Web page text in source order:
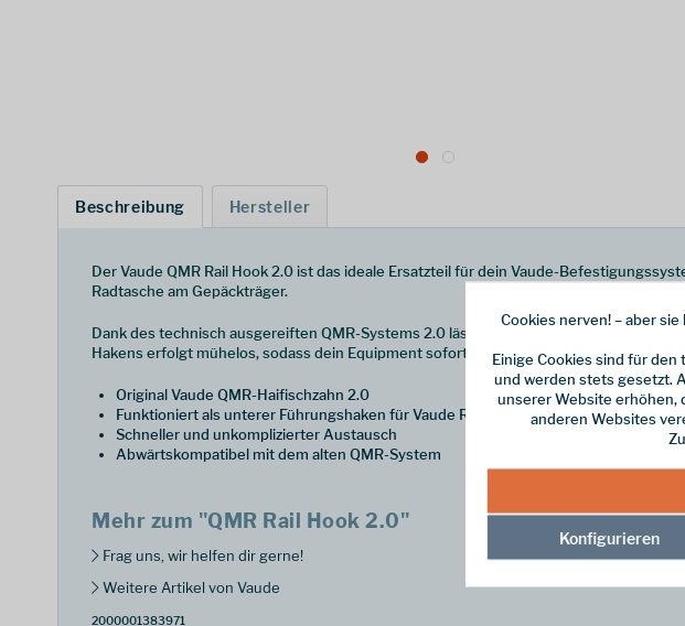
Beschreibung Hersteller
Der Vaude QMR Rail Hook 2.0 ist das ideale Ersatzteil für dein Vaude-
Radtasche am Gepäckträger.
Dank des technisch ausgereiften QMR-Systems 2.0 lässt sich deine Tasche
Hakens erfolgt mühelos, sodass dein Equipment sofort wieder einsatzbereit ist.
Original Vaude QMR-Haifischzahn 2.0
Funktioniert als unterer Führungshaken für Vaude Radtaschen
Schneller und unkomplizierter Austausch
Abwärtskompatibel mit dem alten QMR-System
Mehr zum "QMR Rail Hook 2.0"
Frag uns, wir helfen dir gerne!
Weitere Artikel von Vaude
2000001383971
Cookies nerven! – aber
Einige Cookies sind für
und werden stets gesetzt.
unserer Website erhöhen,
anderen Websites
Konfigurieren